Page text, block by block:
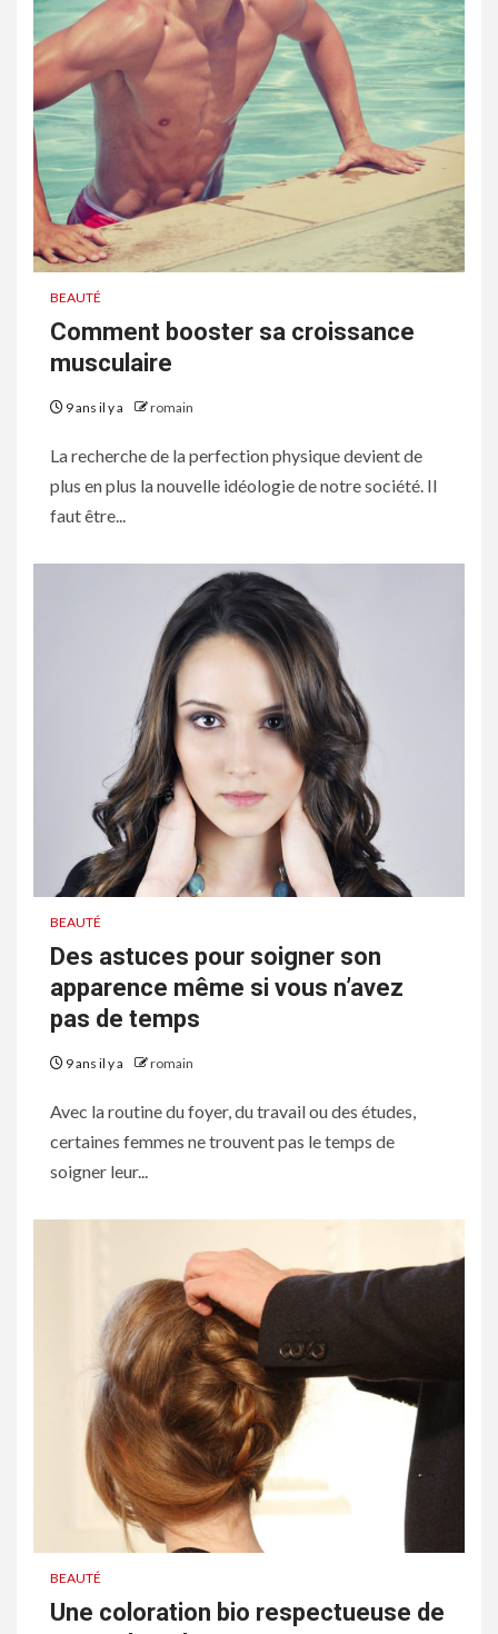
BEAUTÉ
Comment booster sa croissance
musculaire
9 ans il y a romain
La recherche de la perfection physique devient de
plus en plus la nouvelle idéologie de notre société. Il
faut être...
BEAUTÉ
Des astuces pour soigner son
apparence même si vous n’avez
pas de temps
9 ans il y a romain
Avec la routine du foyer, du travail ou des études,
certaines femmes ne trouvent pas le temps de
soigner leur...
BEAUTÉ
Une coloration bio respectueuse de